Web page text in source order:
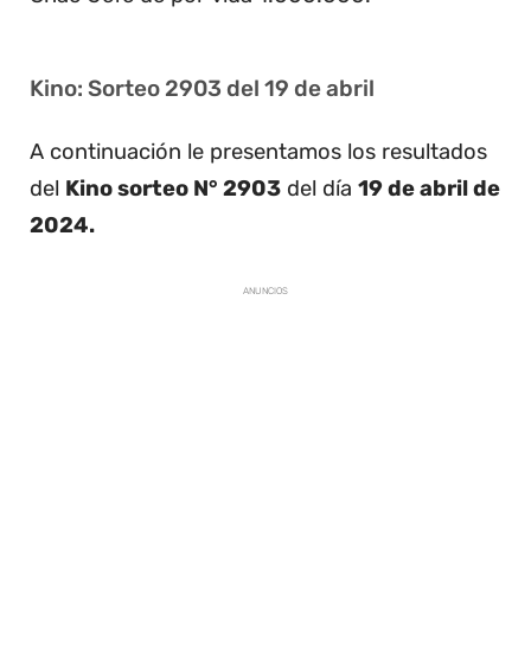
Kino: Sorteo 2903 del 19 de abril
A continuación le presentamos los resultados
del Kino sorteo N° 2903 del día 19 de abril de
2024.
ANUNCIOS